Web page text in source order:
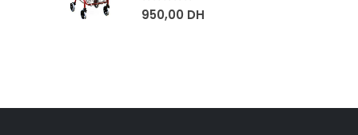
0 sur 5
950,00 DH